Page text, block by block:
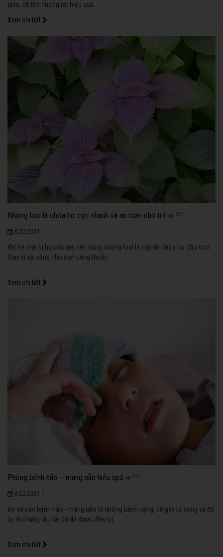
giản, dễ tìm nhưng rất hiệu quả.
Xem chi tiết
Những loại lá chữa ho cực nhanh và an toàn cho trẻ 853
8/22/2020
Khi trẻ mới bị ho các mẹ nên dùng những loại lá này để chữa ho cho con
thay vì vội vàng cho con uống thuốc.
Xem chi tiết
Phòng bệnh não – màng não hiệu quả 876
8/22/2020
Đa số các bệnh não - màng não là những bệnh nặng, dễ gây tử vong và để
lại di chứng lâu dài dù đã được điều trị.
Xem chi tiết